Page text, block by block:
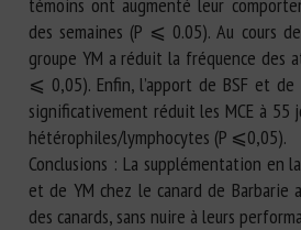
des semaines (P ⩽ 0.05). Au cours
groupe YM a réduit la fréquence des
⩽ 0,05). Enfin, l’apport de BSF et de
significativement réduit les MCE à 55
hétérophiles/lymphocytes (P ⩽0,05).
Conclusions : La supplémentation en
et de YM chez le canard de
des canards, sans nuire à leurs